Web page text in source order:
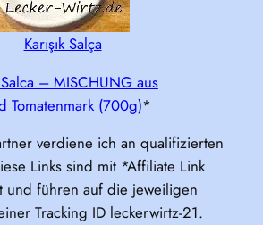
Karışık Salça
– MISCHUNG aus
Tomatenmark (700g)*
verdiene ich an qualifizierten
Links sind mit *Affiliate Link
und führen auf die jeweiligen
Tracking ID leckerwirtz-21.